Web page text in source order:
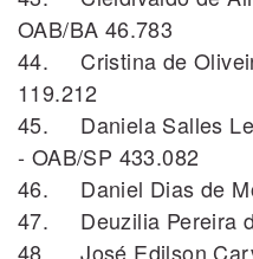
OAB/BA 46.783
44. Cristina de
119.212
45. Daniela Salles
- OAB/SP 433.082
46. Daniel Dias de
47. Deuzilia Pereira
48. José Edilson